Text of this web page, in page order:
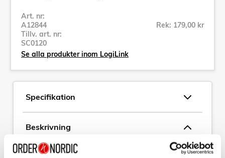
Art. nr:
A12844
Tillv. art. nr:
SC0120
Rek: 179,00 kr
Se alla produkter inom LogiLink
Specifikation
Beskrivning
Art. nr:A12844